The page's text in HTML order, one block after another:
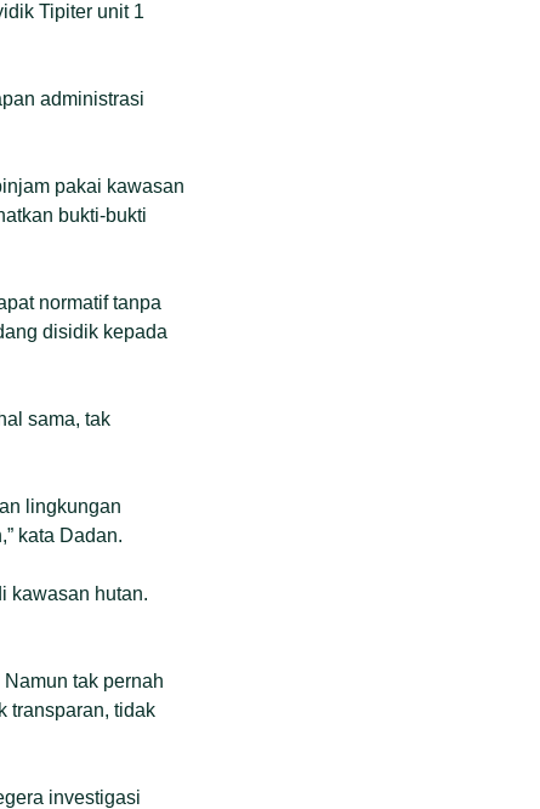
Tipiter unit 1
administrasi
pakai kawasan
bukti-bukti
normatif tanpa
disidik kepada
sama, tak
lingkungan
kata Dadan.
kawasan hutan.
tak pernah
transparan, tidak
investigasi